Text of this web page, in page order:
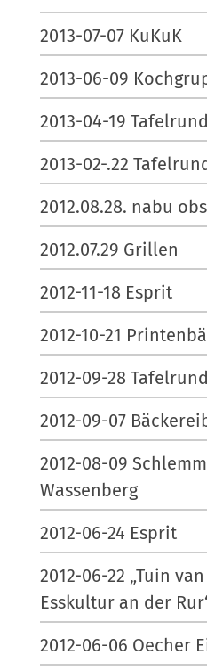
2013-07-07 KuKuK
2013-06-09
2013-04-19
2013-02-.22
2012.08.28. nabu
2012.07.29 Grillen
2012-11-18 Esprit
2012-10-21
2012-09-28
2012-09-07
2012-08-09
Wassenberg
2012-06-24 Esprit
2012-06-22 „Tuin
Esskultur an der
2012-06-06 Oecher